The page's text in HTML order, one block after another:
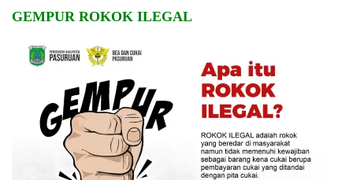
GEMPUR ROKOK ILEGAL